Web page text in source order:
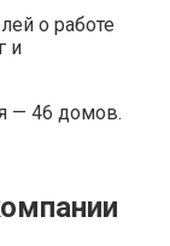
о работе
и
— 46 домов.